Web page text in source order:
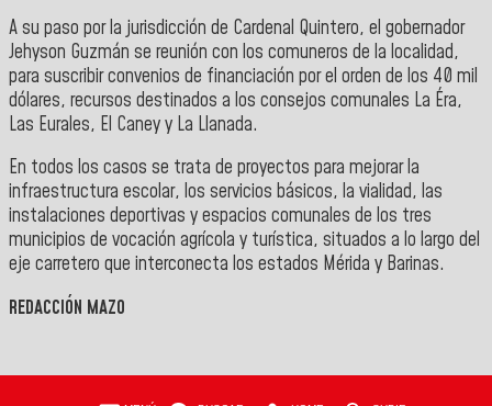
A su paso por la jurisdicción de Cardenal Quintero, el gobernador
Jehyson Guzmán se reunión con los comuneros de la localidad,
para suscribir convenios de financiación por el orden de los 40 mil
dólares, recursos destinados a los consejos comunales La Éra,
Las Eurales, El Caney y La Llanada.
En todos los casos se trata de proyectos para mejorar la
infraestructura escolar, los servicios básicos, la vialidad, las
instalaciones deportivas y espacios comunales de los tres
municipios de vocación agrícola y turística, situados a lo largo del
eje carretero que interconecta los estados Mérida y Barinas.
REDACCIÓN MAZO